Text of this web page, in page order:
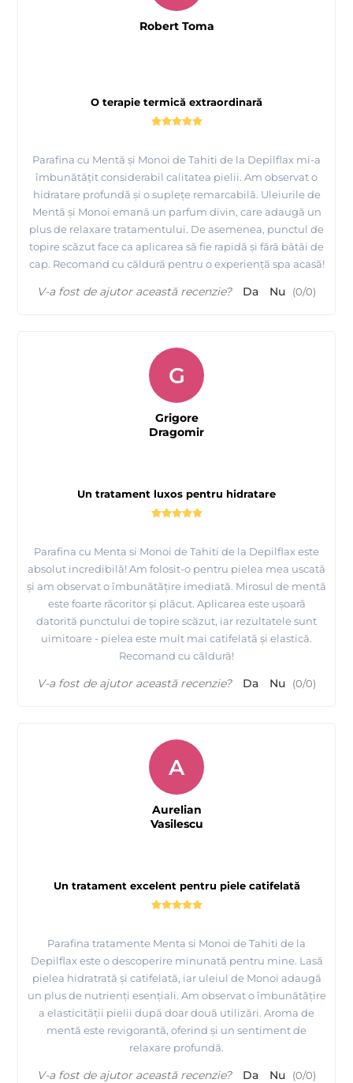
O terapie termică extraordinară
Parafina cu Mentă și Monoi de Tahiti de la Depilflax mi-a
îmbunătățit considerabil calitatea pielii. Am observat o
hidratare profundă și o suplețe remarcabilă. Uleiurile de
Mentă și Monoi emană un parfum divin, care adaugă un
plus de relaxare tratamentului. De asemenea, punctul de
topire scăzut face ca aplicarea să fie rapidă și fără bătăi de
cap. Recomand cu căldură pentru o experiență spa acasă!
Robert Toma
V-a fost de ajutor această recenzie? Da Nu (0/0)
Un tratament luxos pentru hidratare
Parafina cu Menta si Monoi de Tahiti de la Depilflax este
absolut incredibilă! Am folosit-o pentru pielea mea uscată
și am observat o îmbunătățire imediată. Mirosul de mentă
este foarte răcoritor și plăcut. Aplicarea este ușoară
datorită punctului de topire scăzut, iar rezultatele sunt
uimitoare - pielea este mult mai catifelată și elastică.
Recomand cu căldură!
G
Grigore
Dragomir
V-a fost de ajutor această recenzie? Da Nu (0/0)
Un tratament excelent pentru piele catifelată
Parafina tratamente Menta si Monoi de Tahiti de la
Depilflax este o descoperire minunată pentru mine. Lasă
pielea hidratrată și catifelată, iar uleiul de Monoi adaugă
un plus de nutrienți esențiali. Am observat o îmbunătățire
a elasticității pielii după doar două utilizări. Aroma de
mentă este revigorantă, oferind și un sentiment de
relaxare profundă.
A
Aurelian
Vasilescu
V-a fost de ajutor această recenzie? Da Nu (0/0)